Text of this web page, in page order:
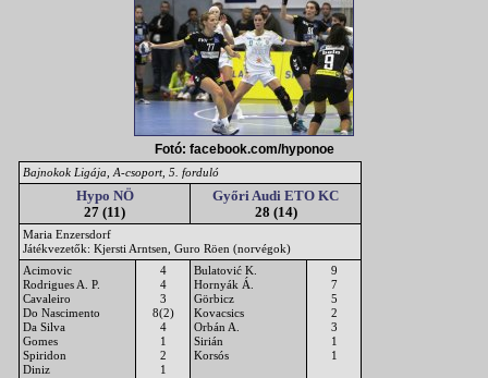
Fotó: facebook.com/hyponoe
Bajnokok Ligája, A-csoport, 5. forduló
Hypo NÖ
27 (11)
Győri Audi ETO KC
28 (14)
Maria Enzersdorf
Játékvezetők: Kjersti Arntsen, Guro Röen (norvégok)
Acimovic
Rodrigues A. P.
Cavaleiro
Do Nascimento
Da Silva
Gomes
Spiridon
Diniz
4
4
3
8(2)
4
1
2
1
Bulatović K.
Hornyák Á.
Görbicz
Kovacsics
Orbán A.
Sirián
Korsós
9
7
5
2
3
1
1